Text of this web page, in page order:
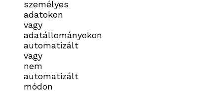
személyes
adatokon
vagy
adatállományokon
automatizált
vagy
nem
automatizált
módon